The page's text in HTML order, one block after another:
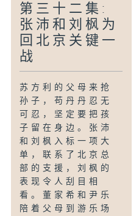
第三十二集:
张沛和刘枫为
回北京关键一
战
苏方利的父母来抢
孙子，苟丹丹忍无
可忍，坚定要把孩
子留在身边。张沛
和刘枫入标一项大
单，联系了北京总
部的支援，刘枫的
表现令人刮目相
看。董家希和尹乐
陪着父母到游乐场